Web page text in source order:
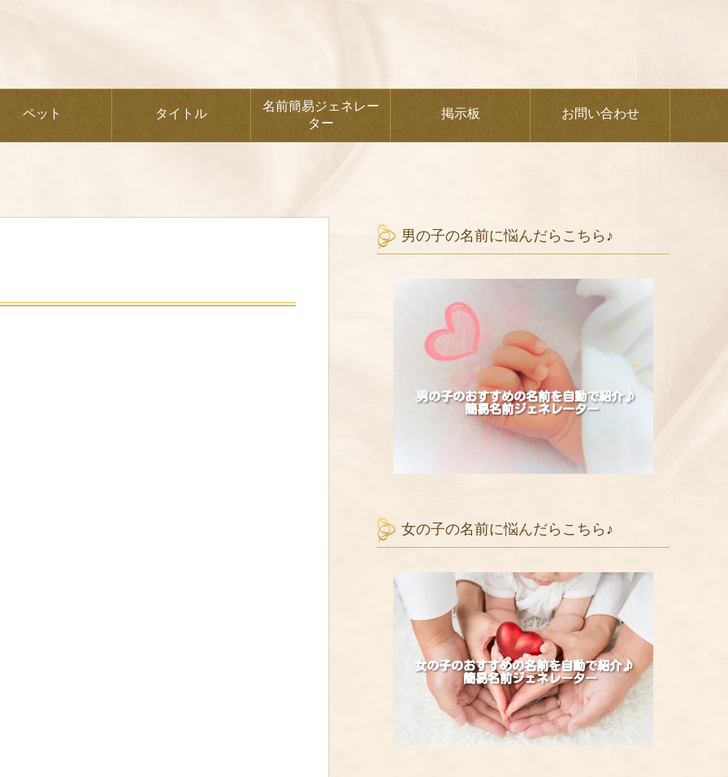
ペット タイトル
名前簡易ジェネレー
ター
掲示板 お問い合わせ
男の子の名前に悩んだらこちら♪
女の子の名前に悩んだらこちら♪